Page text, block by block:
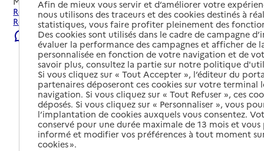
Rechercher les établissements et services autour de
Rouen.
Signaler une erreur
Afin de mieux vous servir et d’améliorer votre
nous utilisons des traceurs et des cookies destinés à
statistiques, vous faire profiter pleinement des
Des cookies sont utilisés dans le cadre de campagne
évaluer la performance des campagnes et afficher de
personnalisée en fonction de votre navigation et de
savoir plus, consultez la partie sur notre politique
Si vous cliquez sur « Tout Accepter », l’éditeur du
partenaires déposeront ces cookies sur votre terminal
navigation. Si vous cliquez sur « Tout Refuser », ces
déposés. Si vous cliquez sur « Personnaliser », vous
l’implantation de cookies auxquels vous consentez.
conservé pour une durée maximale de 13 mois et
informé et modifier vos préférences à tout moment
cookies ».